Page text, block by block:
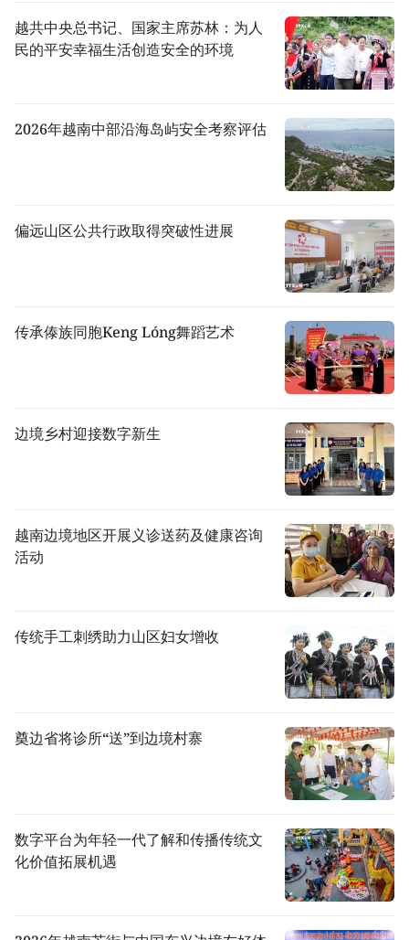
越共中央总书记、国家主席苏林：为人
民的平安幸福生活创造安全的环境
2026年越南中部沿海岛屿安全考察评估
偏远山区公共行政取得突破性进展
传承傣族同胞Keng Lóng舞蹈艺术
边境乡村迎接数字新生
越南边境地区开展义诊送药及健康咨询
活动
传统手工刺绣助力山区妇女增收
奠边省将诊所“送”到边境村寨
数字平台为年轻一代了解和传播传统文
化价值拓展机遇